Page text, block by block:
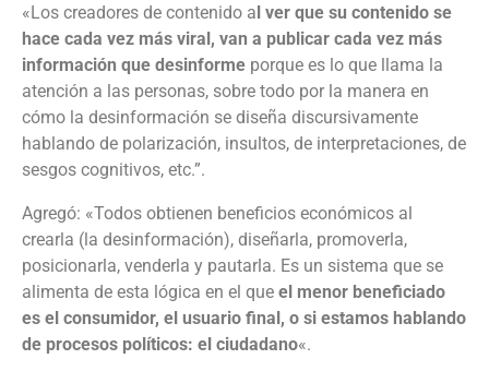
«Los creadores de contenido al ver que su contenido se
hace cada vez más viral, van a publicar cada vez más
información que desinforme porque es lo que llama la
atención a las personas, sobre todo por la manera en
cómo la desinformación se diseña discursivamente
hablando de polarización, insultos, de interpretaciones, de
sesgos cognitivos, etc.”.
Agregó: «Todos obtienen beneficios económicos al
crearla (la desinformación), diseñarla, promoverla,
posicionarla, venderla y pautarla. Es un sistema que se
alimenta de esta lógica en el que el menor beneficiado
es el consumidor, el usuario final, o si estamos hablando
de procesos políticos: el ciudadano«.